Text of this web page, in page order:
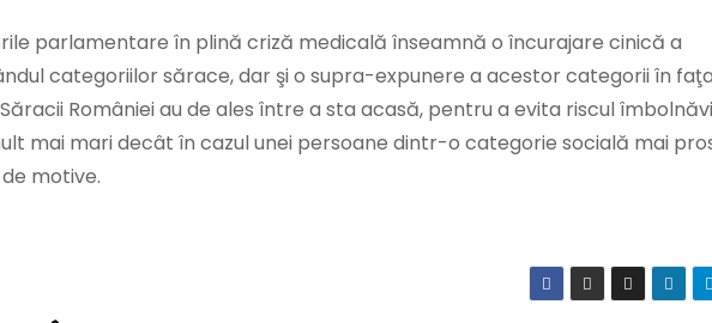
parlamentare în plină criză medicală înseamnă o încurajare cinică a
categoriilor sărace, dar şi o supra-expunere a acestor categorii în
României au de ales între a sta acasă, pentru a evita riscul
mai mari decât în cazul unei persoane dintr-o categorie socială mai
motive.